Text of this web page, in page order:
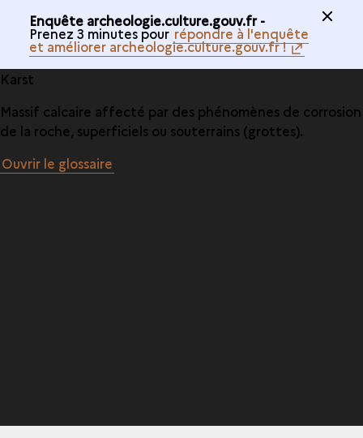
Enquête archeologie.culture.gouv.fr -
Prenez 3 minutes pour répondre à l'enquête
et améliorer archeologie.culture.gouv.fr !
Karst
Massif calcaire affecté par des phénomènes de corrosion
de la roche, superficiels ou souterrains (grottes).
Ouvrir le glossaire